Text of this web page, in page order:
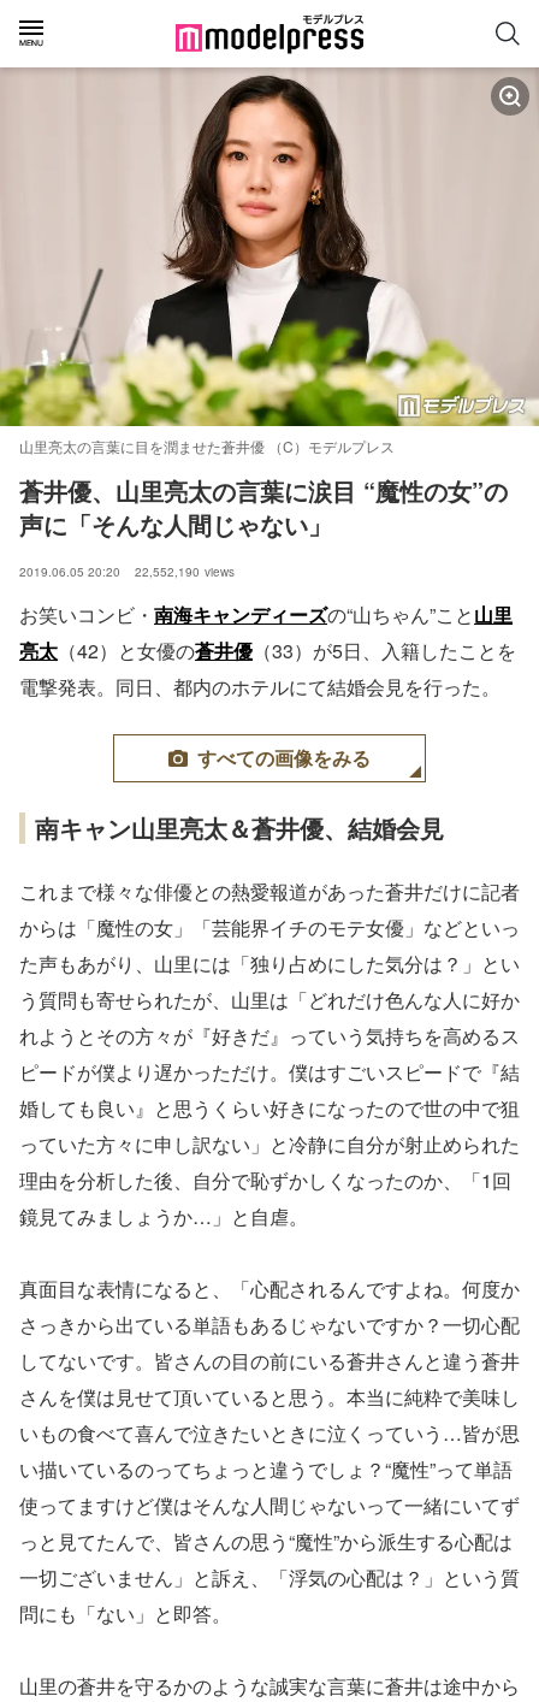
山里亮太の言葉に目を潤ませた蒼井優 （C）モデルプレス
蒼井優、山里亮太の言葉に涙目 “魔性の女”の
声に「そんな人間じゃない」
2019.06.05 20:20 22,552,190 views
お笑いコンビ・ 南海キャンディーズの“山ちゃん”こと山里
亮太 （42）と女優の蒼井優 （33）が5日、入籍したことを
電撃発表。同日、都内のホテルにて結婚会見を行った。
すべての画像をみる
南キャン山里亮太＆蒼井優、結婚会見
これまで様々な俳優との熱愛報道があった蒼井だけに記者
からは「魔性の女」「芸能界イチのモテ女優」などといっ
た声もあがり、山里には「独り占めにした気分は？」とい
う質問も寄せられたが、山里は「どれだけ色んな人に好か
れようとその方々が『好きだ』っていう気持ちを高めるス
ピードが僕より遅かっただけ。僕はすごいスピードで『結
婚しても良い』と思うくらい好きになったので世の中で狙
っていた方々に申し訳ない」と冷静に自分が射止められた
理由を分析した後、自分で恥ずかしくなったのか、「1回
鏡見てみましょうか…」と自虐。
真面目な表情になると、「心配されるんですよね。何度か
さっきから出ている単語もあるじゃないですか？一切心配
してないです。皆さんの目の前にいる蒼井さんと違う蒼井
さんを僕は見せて頂いていると思う。本当に純粋で美味し
いもの食べて喜んで泣きたいときに泣くっていう…皆が思
い描いているのってちょっと違うでしょ？“魔性”って単語
使ってますけど僕はそんな人間じゃないって一緒にいてず
っと見てたんで、皆さんの思う“魔性”から派生する心配は
一切ございません」と訴え、「浮気の心配は？」という質
問にも「ない」と即答。
山里の蒼井を守るかのような誠実な言葉に蒼井は途中から